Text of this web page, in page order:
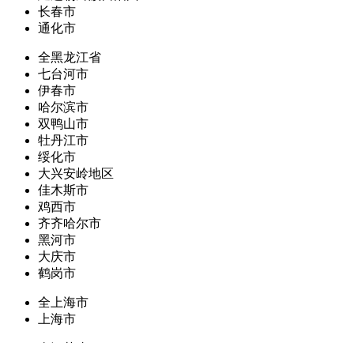
长春市
通化市
全黑龙江省
七台河市
伊春市
哈尔滨市
双鸭山市
牡丹江市
绥化市
大兴安岭地区
佳木斯市
鸡西市
齐齐哈尔市
黑河市
大庆市
鹤岗市
全上海市
上海市